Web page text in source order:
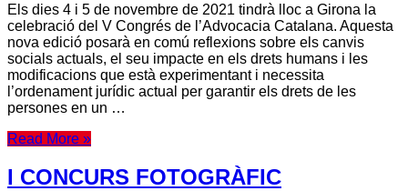
Els dies 4 i 5 de novembre de 2021 tindrà lloc a Girona la
celebració del V Congrés de l’Advocacia Catalana. Aquesta
nova edició posarà en comú reflexions sobre els canvis
socials actuals, el seu impacte en els drets humans i les
modificacions que està experimentant i necessita
l’ordenament jurídic actual per garantir els drets de les
persones en un …
Read More »
I CONCURS FOTOGRÀFIC